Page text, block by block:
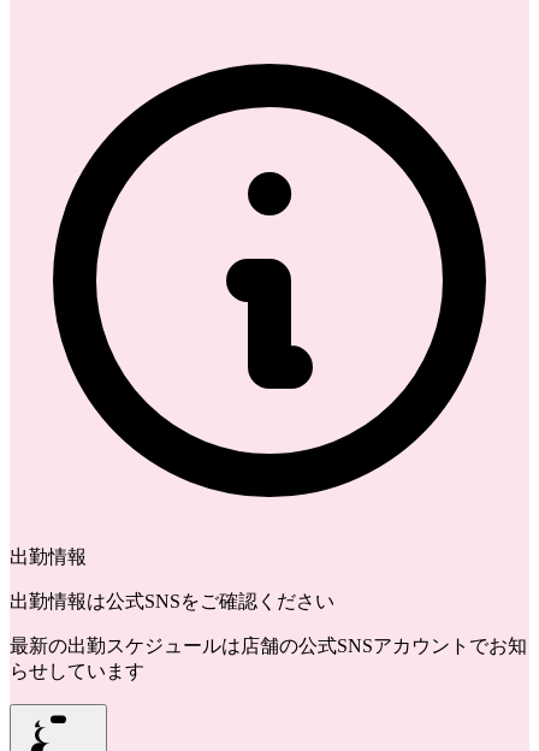
出勤情報
出勤情報は公式SNSをご確認ください
最新の出勤スケジュールは店舗の公式SNSアカウントでお知
らせしています